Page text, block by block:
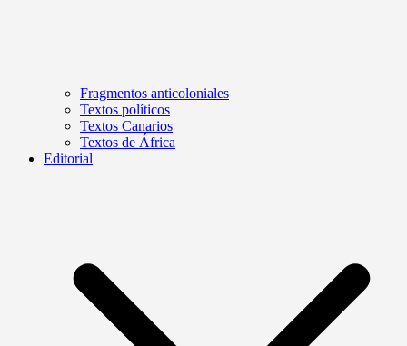
Fragmentos anticoloniales
Textos políticos
Textos Canarios
Textos de África
Editorial